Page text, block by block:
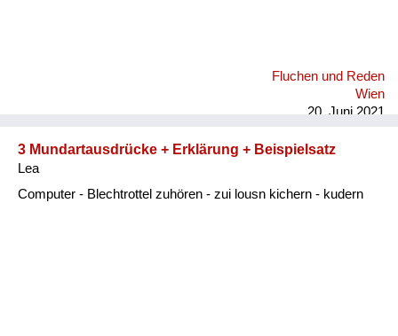
Fluchen und Reden
Wien
20. Juni 2021
3 Mundartausdrücke + Erklärung + Beispielsatz
Lea
Computer - Blechtrottel zuhören - zui lousn kichern - kudern